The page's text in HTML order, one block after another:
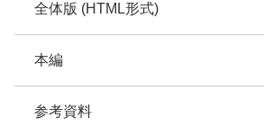
全体版 (HTML形式)
本編
参考資料